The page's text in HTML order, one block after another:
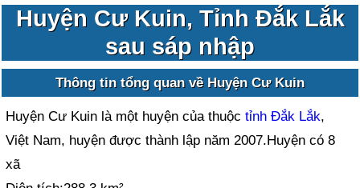
Huyện Cư Kuin, Tỉnh Đắk Lắk
sau sáp nhập
Thông tin tổng quan về Huyện Cư Kuin
Huyện Cư Kuin là một huyện của thuộctỉnh Đắk Lắk,
Việt Nam, huyện được thành lập năm 2007.Huyện có 8
xã